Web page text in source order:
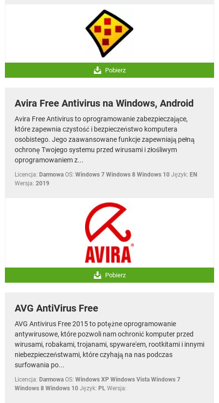
Pobierz
Avira Free Antivirus na Windows, Android
Avira Free Antivirus to oprogramowanie zabezpieczające,
które zapewnia czystość i bezpieczeństwo komputera
osobistego. Jego zaawansowane funkcje zapewniają pełną
ochronę Twojego systemu przed wirusami i złośliwym
oprogramowaniem z...
Licencja: Darmowa OS: Windows 7 Windows 8 Windows 10 Język: EN
Wersja: 2019
Pobierz
AVG AntiVirus Free
AVG Antivirus Free 2015 to potężne oprogramowanie
antywirusowe, które pozwoli nam ochronić komputer przed
wirusami, robakami, trojanami, spyware'em, rootkitami i innymi
niebezpieczeństwami, które czyhają na nas podczas
surfowania po...
Licencja: Darmowa OS: Windows XP Windows Vista Windows 7
Windows 8 Windows 10 Język: PL Wersja: